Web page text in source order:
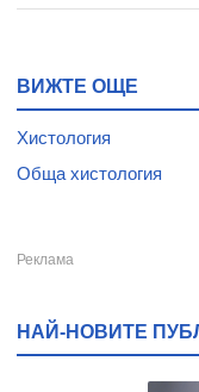
ВИЖТЕ ОЩЕ
Хистология
Обща хистология
НАЙ-НОВИТЕ